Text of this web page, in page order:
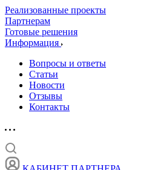
Реализованные проекты
Партнерам
Готовые решения
Информация
Вопросы и ответы
Статьи
Новости
Отзывы
Контакты